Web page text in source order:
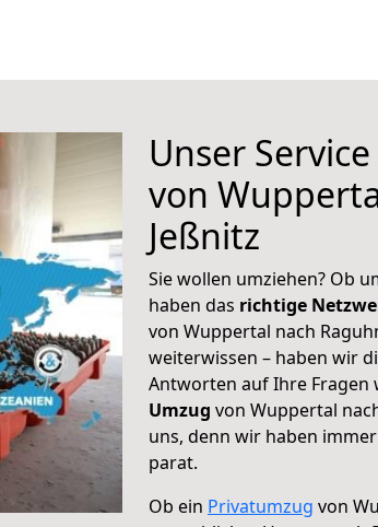
Unser
von
Jeßnitz
Sie wollen umziehen? Ob
haben das richtige
von Wuppertal nach
weiterwissen – haben wir
Antworten auf Ihre Fragen
Umzug von Wuppertal
uns, denn wir haben
parat.
Ob ein Privatumzug von